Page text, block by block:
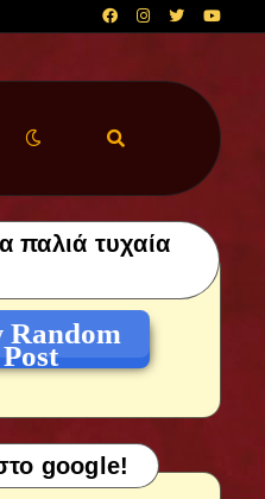
παλιά τυχαία
Random
Post
google!